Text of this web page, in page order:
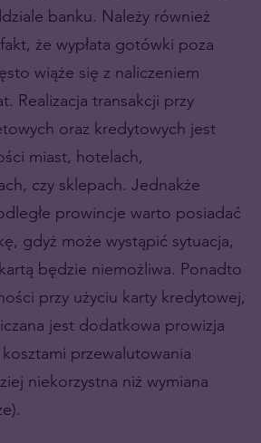
banku. Należy również
że wypłata gotówki poza
wiąże się z naliczeniem
Realizacja transakcji przy
oraz kredytowych jest
miast, hotelach,
czy sklepach. Jednakże
prowincje warto posiadać
gdyż może wystąpić sytuacja,
będzie niemożliwa. Ponadto
przy użyciu karty kredytowej,
jest dodatkowa prowizja
przewalutowania
niekorzystna niż wymiana